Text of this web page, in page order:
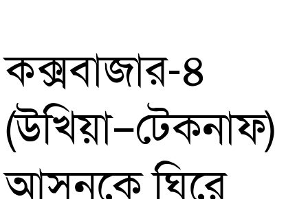
কক্সবাজার-৪
(উখিয়া–টেকনাফ)
আসনকে ঘিরে